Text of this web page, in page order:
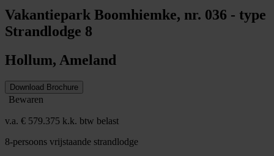
Vakantiepark Boomhiemke, nr. 036 - type
Strandlodge 8
Hollum, Ameland
Download Brochure
Bewaren
v.a. € 579.375 k.k. btw belast
8-persoons vrijstaande strandlodge